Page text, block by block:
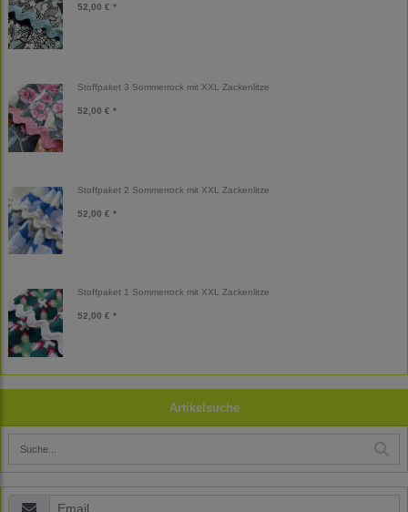
52,00 € *
Stoffpaket 3 Sommerrock mit XXL Zackenlitze
52,00 € *
Stoffpaket 2 Sommerrock mit XXL Zackenlitze
52,00 € *
Stoffpaket 1 Sommerrock mit XXL Zackenlitze
52,00 € *
Artikelsuche